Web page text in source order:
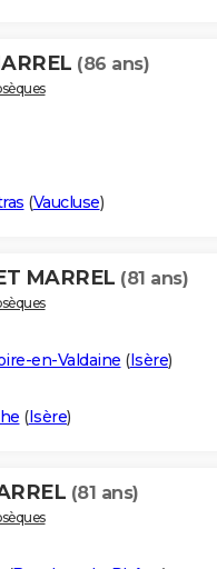
(86 ans)
(Vaucluse)
MARREL (81 ans)
en-Valdaine (Isère)
(Isère)
(81 ans)